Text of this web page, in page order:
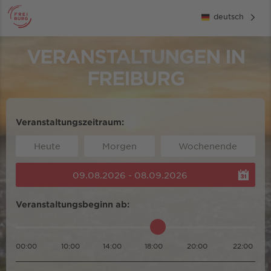
deutsch
VERANSTALTUNGEN IN
FREIBURG
Veranstaltungszeitraum:
Heute Morgen Wochenende
09.08.2026 - 08.09.2026
Veranstaltungsbeginn ab:
00:00 10:00 14:00 18:00 20:00 22:00